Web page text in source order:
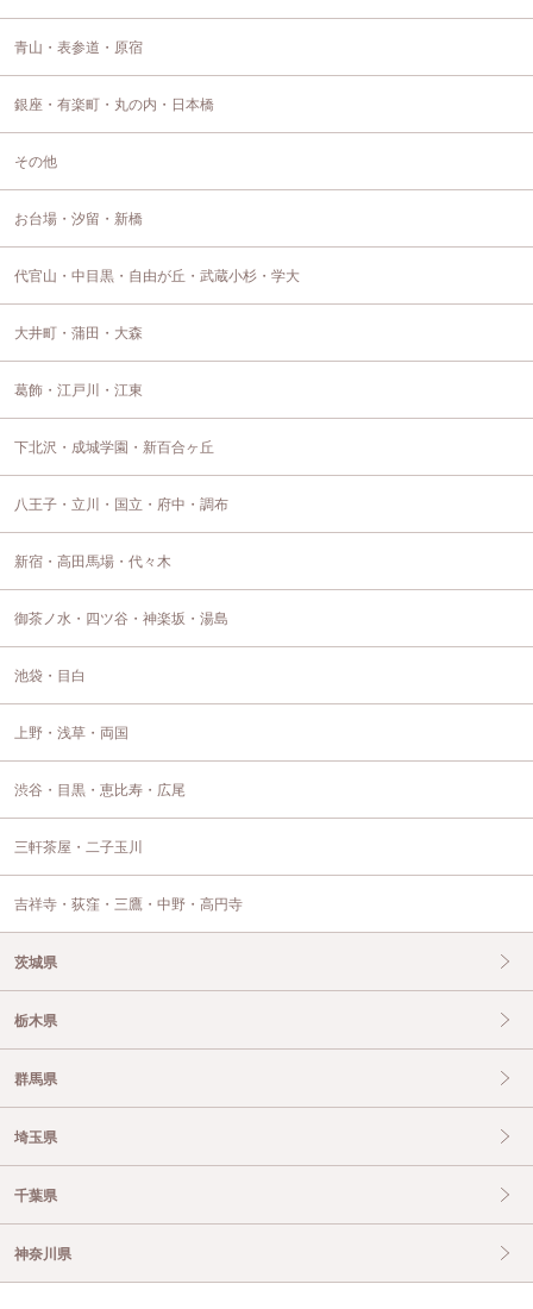
青山・表参道・原宿
銀座・有楽町・丸の内・日本橋
その他
お台場・汐留・新橋
代官山・中目黒・自由が丘・武蔵小杉・学大
大井町・蒲田・大森
葛飾・江戸川・江東
下北沢・成城学園・新百合ヶ丘
八王子・立川・国立・府中・調布
新宿・高田馬場・代々木
御茶ノ水・四ツ谷・神楽坂・湯島
池袋・目白
上野・浅草・両国
渋谷・目黒・恵比寿・広尾
三軒茶屋・二子玉川
吉祥寺・荻窪・三鷹・中野・高円寺
茨城県
栃木県
群馬県
埼玉県
千葉県
神奈川県